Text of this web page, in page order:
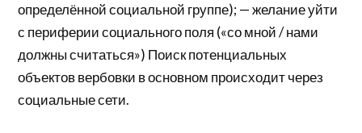
определённой социальной группе); — желание уйти
с периферии социального поля («со мной / нами
должны считаться») Поиск потенциальных
объектов вербовки в основном происходит через
социальные сети.